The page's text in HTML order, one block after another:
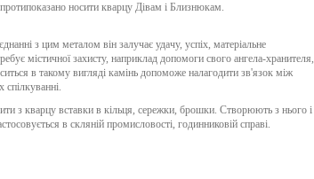
носити кварцу Дівам і Близнюкам.
з цим металом він залучає удачу, успіх, матеріальне
містичної захисту, наприклад допомоги свого ангела-хранителя,
в такому вигляді камінь допоможе налагодити зв'язок між
з кварцу вставки в кільця, сережки, брошки. Створюють з нього і
в скляній промисловості, годинниковій справі.